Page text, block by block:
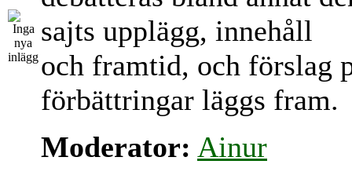
sajts upplägg, innehåll
och framtid, och förslag
förbättringar läggs fram.
Moderator: Ainur